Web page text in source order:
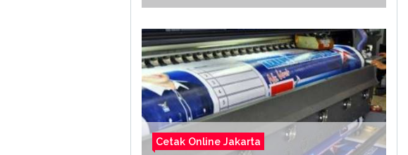
Cetak Online Jakarta